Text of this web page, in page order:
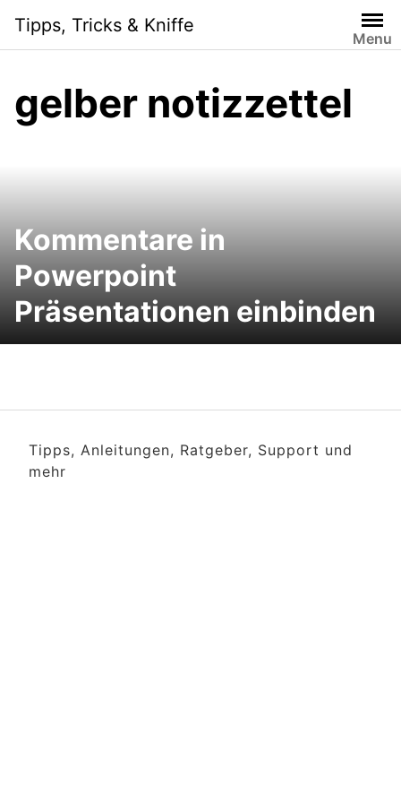
content
Tipps, Tricks & Kniffe
Menu
gelber notizzettel
Kommentare in
Powerpoint
Präsentationen einbinden
Tipps, Anleitungen, Ratgeber, Support und
mehr